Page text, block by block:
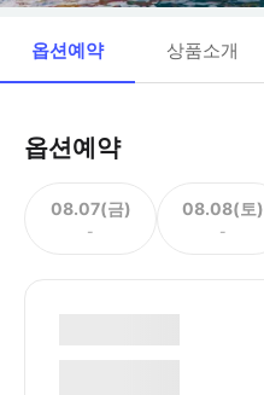
옵션예약 상품소개
옵션예약
08.07(금)
-
08.08(토)
-